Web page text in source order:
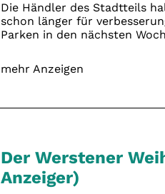
Die Händler des Stadtteils
schon länger für
Parken in den nächsten
mehr Anzeigen
Der Werstener
Anzeiger)